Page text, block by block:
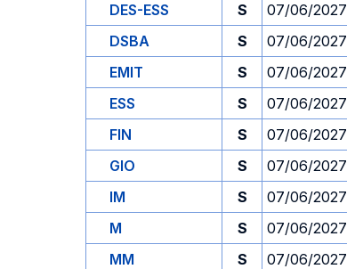
DES-ESS
S 07/06/2027
DSBA
S 07/06/2027
EMIT
S 07/06/2027
ESS
S 07/06/2027
FIN
S 07/06/2027
GIO
S 07/06/2027
IM
S 07/06/2027
M
S 07/06/2027
MM
S 07/06/2027